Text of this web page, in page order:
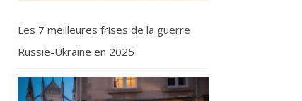
Les 7 meilleures frises de la guerre
Russie-Ukraine en 2025